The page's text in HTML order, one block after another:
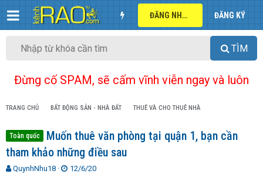
ĐĂNG NHẬP ĐĂNG KÝ
TÌM
Đừng cố SPAM, sẽ cấm vĩnh viễn ngay và luôn
TRANG CHỦ BẤT ĐỘNG SẢN - NHÀ ĐẤT THUÊ VÀ CHO THUÊ NHÀ
Toàn quốc
Muốn thuê văn phòng tại quận 1, bạn cần
tham khảo những điều sau
T
QuynhNhu18
N
12/6/20